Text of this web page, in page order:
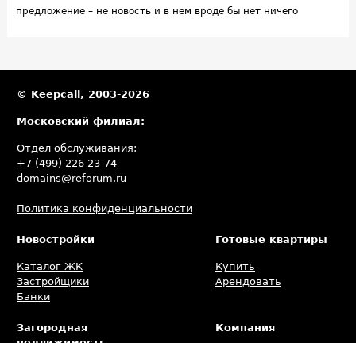
предложение – не новость и в нем вроде бы нет ничего
осознать возможные последствия и оценить возникающие при
этом риски.
© Keepcall, 2003-2026
Московский филиал:
Отдел обслуживания:
+7 (499) 226 23-74
domains@reforum.ru
Политика конфиденциальности
Новостройки
Каталог ЖК
Застройщики
Банки
Готовые квартиры
Купить
Арендовать
Загородная
Компания